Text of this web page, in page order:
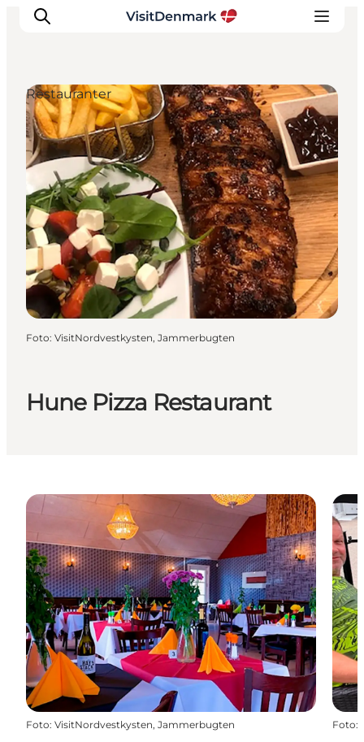
Inspiration
Destinationer
Oplevelser
Overnatning
Planlæg ferien
Hune Pizza Restaurant
Restauranter
Foto: VisitNordvestkysten, Jammerbugten
Foto: VisitNordvestkysten, Jammerbugten Foto: